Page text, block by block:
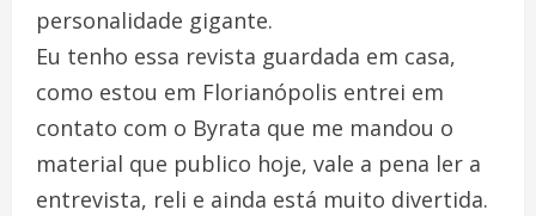
personalidade gigante.
Eu tenho essa revista guardada em casa,
como estou em Florianópolis entrei em
contato com o Byrata que me mandou o
material que publico hoje, vale a pena ler a
entrevista, reli e ainda está muito divertida.